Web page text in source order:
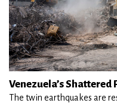
Venezuela’s
The twin earthquakes are